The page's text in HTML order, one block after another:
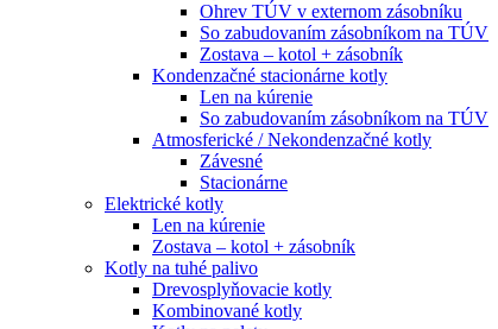
Ohrev TÚV v externom zásobníku
So zabudovaním zásobníkom na TÚV
Zostava – kotol + zásobník
Kondenzačné stacionárne kotly
Len na kúrenie
So zabudovaním zásobníkom na TÚV
Atmosferické / Nekondenzačné kotly
Závesné
Stacionárne
Elektrické kotly
Len na kúrenie
Zostava – kotol + zásobník
Kotly na tuhé palivo
Drevosplyňovacie kotly
Kombinované kotly